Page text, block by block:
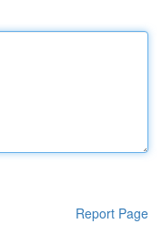
Report Page